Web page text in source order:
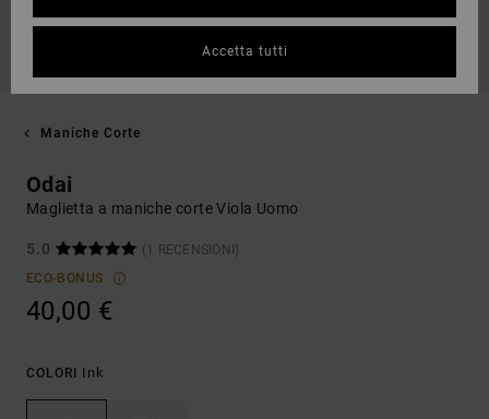
Maniche Corte
Odai
Maglietta a maniche corte Viola Uomo
5.0
(1 RECENSIONI)
ECO-BONUS
40,00 €
COLORI Ink
Accetta tutti